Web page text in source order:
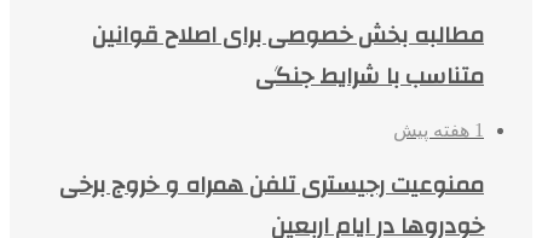
مطالبه بخش خصوصی برای اصلاح قوانین
متناسب با شرایط جنگی
1 هفته پیش
ممنوعیت رجیستری تلفن همراه و خروج برخی
خودروها در ایام اربعین